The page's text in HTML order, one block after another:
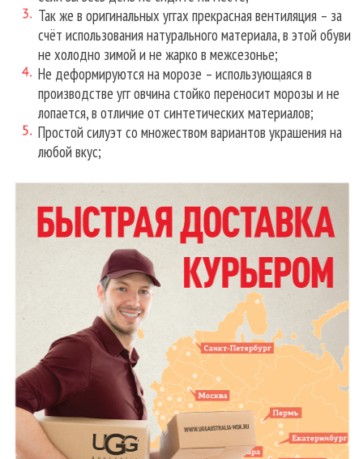
Так же в оригинальных уггах прекрасная вентиляция – за
счёт использования натурального материала, в этой обуви
не холодно зимой и не жарко в межсезонье;
Не деформируются на морозе – использующаяся в
производстве угг овчина стойко переносит морозы и не
лопается, в отличие от синтетических материалов;
Простой силуэт со множеством вариантов украшения на
любой вкус;